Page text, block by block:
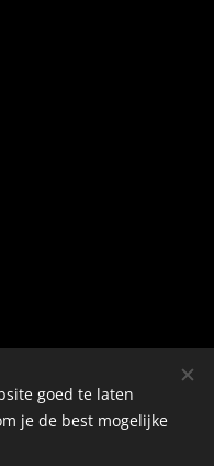
goed te laten
je de best mogelijke